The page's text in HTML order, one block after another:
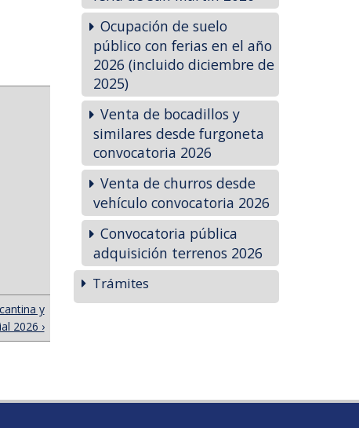
y
2026 ›
Ocupación de suelo
público con ferias en el año
2026 (incluido diciembre de
2025)
Venta de bocadillos y
similares desde furgoneta
convocatoria 2026
Venta de churros desde
vehículo convocatoria 2026
Convocatoria pública
adquisición terrenos 2026
Trámites